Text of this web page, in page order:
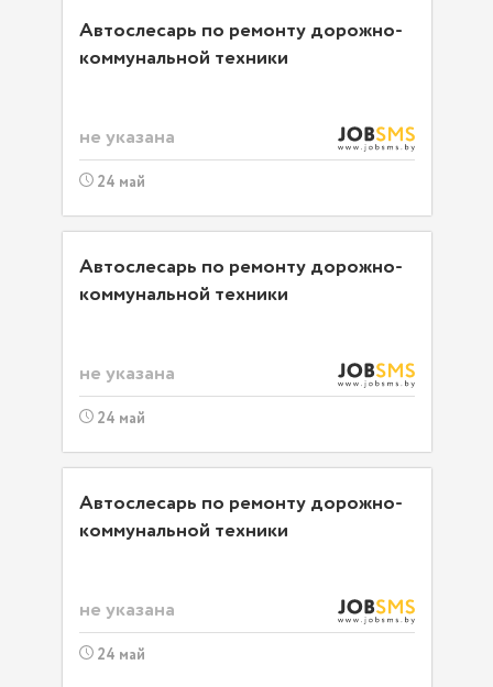
Автослесарь по ремонту дорожно-
коммунальной техники
не указана
24 май
Автослесарь по ремонту дорожно-
коммунальной техники
не указана
24 май
Автослесарь по ремонту дорожно-
коммунальной техники
не указана
24 май